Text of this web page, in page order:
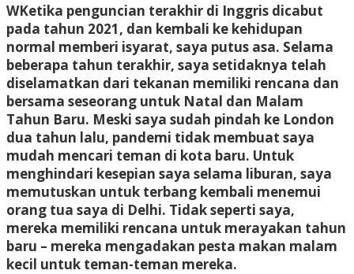
WKetika penguncian terakhir di Inggris dicabut
pada tahun 2021, dan kembali ke kehidupan
normal memberi isyarat, saya putus asa. Selama
beberapa tahun terakhir, saya setidaknya telah
diselamatkan dari tekanan memiliki rencana dan
bersama seseorang untuk Natal dan Malam
Tahun Baru. Meski saya sudah pindah ke London
dua tahun lalu, pandemi tidak membuat saya
mudah mencari teman di kota baru. Untuk
menghindari kesepian saya selama liburan, saya
memutuskan untuk terbang kembali menemui
orang tua saya di Delhi. Tidak seperti saya,
mereka memiliki rencana untuk merayakan tahun
baru – mereka mengadakan pesta makan malam
kecil untuk teman-teman mereka.